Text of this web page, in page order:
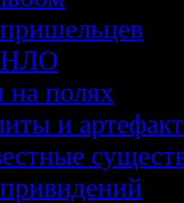
НЛО
на полях
и